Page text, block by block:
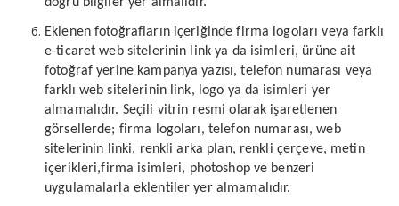
doğru bilgiler yer almalıdır.
Eklenen fotoğrafların içeriğinde firma logoları veya farklı
e-ticaret web sitelerinin link ya da isimleri, ürüne ait
fotoğraf yerine kampanya yazısı, telefon numarası veya
farklı web sitelerinin link, logo ya da isimleri yer
almamalıdır. Seçili vitrin resmi olarak işaretlenen
görsellerde; firma logoları, telefon numarası, web
sitelerinin linki, renkli arka plan, renkli çerçeve, metin
içerikleri,firma isimleri, photoshop ve benzeri
uygulamalarla eklentiler yer almamalıdır.